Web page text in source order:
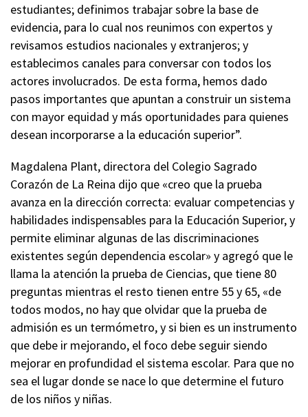
estudiantes; definimos trabajar sobre la base de
evidencia, para lo cual nos reunimos con expertos y
revisamos estudios nacionales y extranjeros; y
establecimos canales para conversar con todos los
actores involucrados. De esta forma, hemos dado
pasos importantes que apuntan a construir un sistema
con mayor equidad y más oportunidades para quienes
desean incorporarse a la educación superior”.
Magdalena Plant, directora del Colegio Sagrado
Corazón de La Reina dijo que «creo que la prueba
avanza en la dirección correcta: evaluar competencias y
habilidades indispensables para la Educación Superior, y
permite eliminar algunas de las discriminaciones
existentes según dependencia escolar» y agregó que le
llama la atención la prueba de Ciencias, que tiene 80
preguntas mientras el resto tienen entre 55 y 65, «de
todos modos, no hay que olvidar que la prueba de
admisión es un termómetro, y si bien es un instrumento
que debe ir mejorando, el foco debe seguir siendo
mejorar en profundidad el sistema escolar. Para que no
sea el lugar donde se nace lo que determine el futuro
de los niños y niñas.